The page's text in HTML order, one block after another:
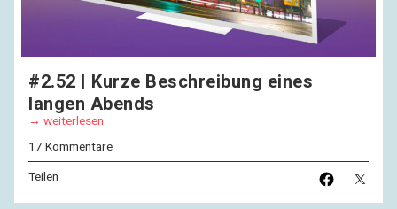
#2.52 | Kurze Beschreibung eines
langen Abends
weiterlesen
17 Kommentare
Teilen